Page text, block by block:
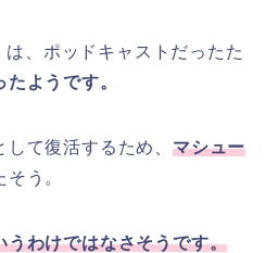
は、ポッドキャストだったた
ようです。
て復活するため、 マシュー
そう。
うわけではなさそうです。